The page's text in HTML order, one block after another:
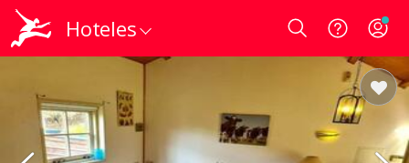
Hoteles Login